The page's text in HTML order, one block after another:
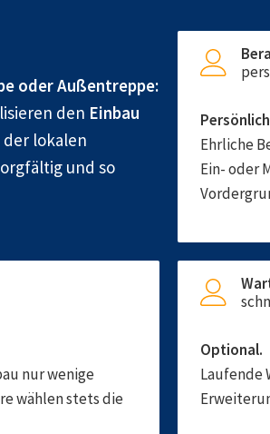
oder Außentreppe:
den Einbau
der lokalen
und so
Ehrliche
Ein- oder
nur wenige
wählen stets die
Optional.
Laufende